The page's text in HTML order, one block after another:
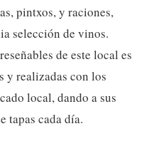
pintxos, y raciones,
selección de vinos.
de este local es
y realizadas con los
local, dando a sus
tapas cada día.